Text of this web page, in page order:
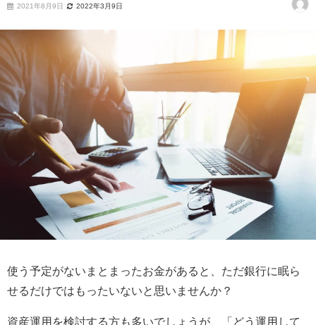
2021年8月9日 2022年3月9日
使う予定がないまとまったお金があると、ただ銀行に眠ら
せるだけではもったいないと思いませんか？
資産運用を検討する方も多いでしょうが、「どう運用して